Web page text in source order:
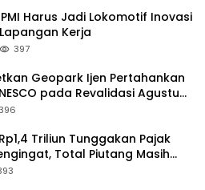
Harus Jadi Lokomotif Inovasi
Kerja
397
Geopark Ijen Pertahankan
pada Revalidasi Agustus
Triliun Tunggakan Pajak
Total Piutang Masih